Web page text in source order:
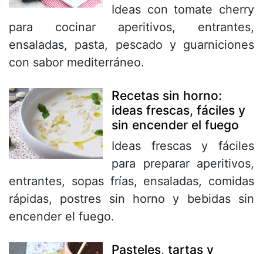
Ideas con tomate cherry
para cocinar aperitivos, entrantes,
ensaladas, pasta, pescado y guarniciones
con sabor mediterráneo.
Recetas sin horno:
ideas frescas, fáciles y
sin encender el fuego
Ideas frescas y fáciles
para preparar aperitivos,
entrantes, sopas frías, ensaladas, comidas
rápidas, postres sin horno y bebidas sin
encender el fuego.
Pasteles, tartas y